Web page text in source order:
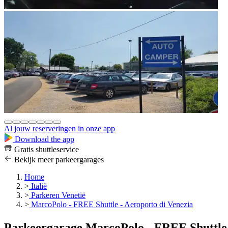
Al jouw reserveringen in onze app
Download the app
Gratis shuttleservice
Bekijk meer parkeergarages
Home
> Italië
> Parkeren Venetië
> MarcoPolo - FREE Shuttle - Aeroporto di Venezia